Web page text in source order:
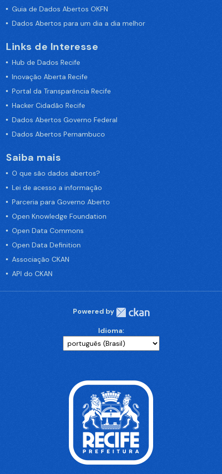
Guia de Dados Abertos OKFN
Dados Abertos para um dia a dia melhor
Links de Interesse
Hub de Dados Recife
Inovação Aberta Recife
Portal da Transparência Recife
Hacker Cidadão Recife
Dados Abertos Governo Federal
Dados Abertos Pernambuco
Saiba mais
O que são dados abertos?
Lei de acesso a informação
Parceria para Governo Aberto
Open Knowledge Foundation
Open Data Commons
Open Data Definition
Associação CKAN
API do CKAN
Powered by
Idioma